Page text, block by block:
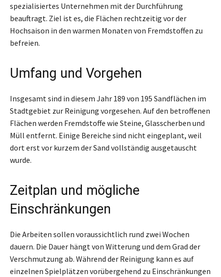
spezialisiertes Unternehmen mit der Durchführung
beauftragt. Ziel ist es, die Flächen rechtzeitig vor der
Hochsaison in den warmen Monaten von Fremdstoffen zu
befreien.
Umfang und Vorgehen
Insgesamt sind in diesem Jahr 189 von 195 Sandflächen im
Stadtgebiet zur Reinigung vorgesehen. Auf den betroffenen
Flächen werden Fremdstoffe wie Steine, Glasscherben und
Müll entfernt. Einige Bereiche sind nicht eingeplant, weil
dort erst vor kurzem der Sand vollständig ausgetauscht
wurde.
Zeitplan und mögliche
Einschränkungen
Die Arbeiten sollen voraussichtlich rund zwei Wochen
dauern. Die Dauer hängt von Witterung und dem Grad der
Verschmutzung ab. Während der Reinigung kann es auf
einzelnen Spielplätzen vorübergehend zu Einschränkungen